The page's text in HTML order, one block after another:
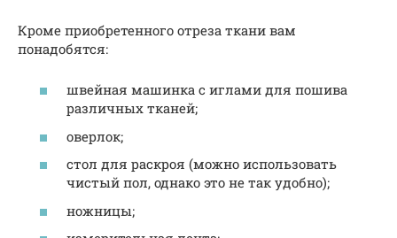
Кроме приобретенного отреза ткани вам
понадобятся:
швейная машинка с иглами для пошива
различных тканей;
оверлок;
стол для раскроя (можно использовать
чистый пол, однако это не так удобно);
ножницы;